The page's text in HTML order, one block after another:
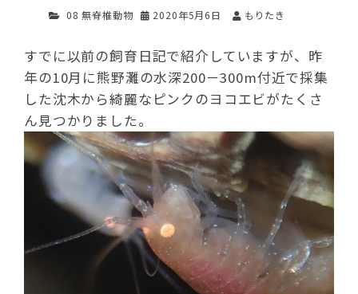
08 無脊椎動物 2020年5月6日 もりたき
すでに以前の飼育日記で紹介していますが、昨
年の10月に熊野灘の水深200－300m付近で採集
した沈木から綺麗なピンクのヨコエビがたくさ
ん見つかりました。